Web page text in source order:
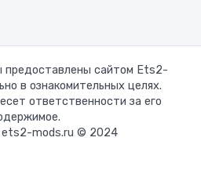
предоставлены сайтом Ets2-
в ознакомительных целях.
ответственности за его
ets2-mods.ru © 2024